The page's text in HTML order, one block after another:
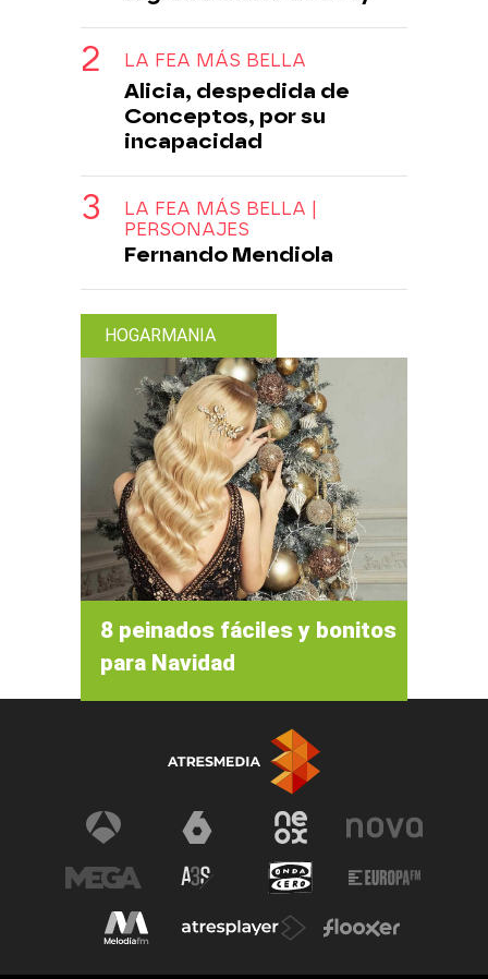
LA FEA MÁS BELLA
Alicia, despedida de
Conceptos, por su
incapacidad
LA FEA MÁS BELLA |
PERSONAJES
Fernando Mendiola
HOGARMANIA
8 peinados fáciles y bonitos
para Navidad